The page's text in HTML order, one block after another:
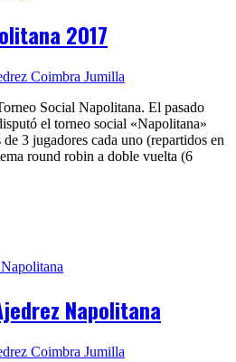
2017
Coimbra Jumilla
Social Napolitana. El pasado
el torneo social «Napolitana»
3 jugadores cada uno (repartidos en
round robin a doble vuelta (6
Napolitana
Coimbra Jumilla